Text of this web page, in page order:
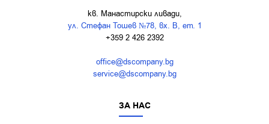
кв. Манастирски ливади,
ул. Стефан Тошев №78, вх. В, ет. 1
+359 2 426 2392
office@dscompany.bg
service@dscompany.bg
ЗА НАС